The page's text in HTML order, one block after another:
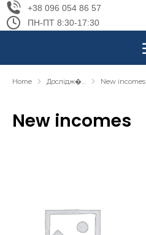
+38 096 054 86 57
ПН-ПТ 8:30-17:30
New incomes
You are here:
Home Дослідж�… New incomes